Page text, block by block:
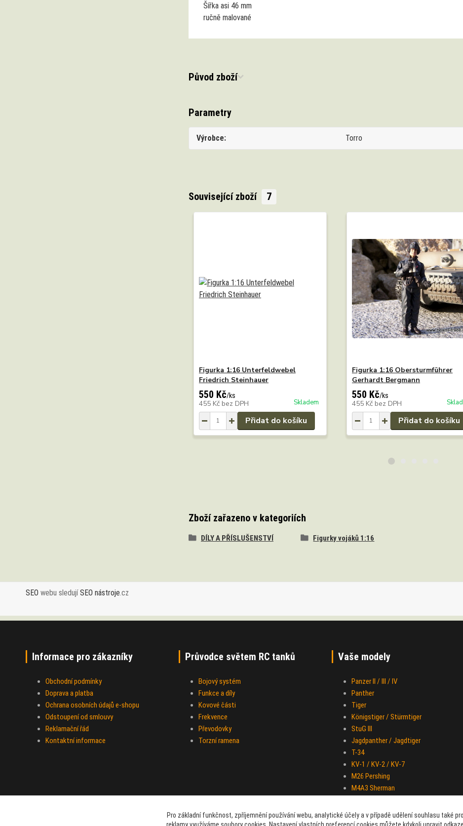
Šířka asi 46 mm
ručně malované
Původ zboží
Parametry
Výrobce Torro
Související zboží 7
Figurka 1:16 Unterfeldwebel
Friedrich Steinhauer
550 Kč/ks
455 Kč bez DPH Skladem
Přidat do košíku
Figurka 1:16 Obersturmführer
Gerhardt Bergmann
550 Kč/ks
455 Kč bez DPH
Přidat do košíku
Zboží zařazeno v kategoriích
DÍLY A PŘÍSLUŠENSTVÍ Figurky vojáků 1:16
SEO webu sledujíSEO nástroje.cz
Informace pro zákazníky
Obchodní podmínky
Doprava a platba
Ochrana osobních údajů e-shopu
Odstoupení od smlouvy
Reklamační řád
Kontaktní informace
Průvodce světem RC tanků
Bojový systém
Funkce a díly
Kovové části
Frekvence
Převodovky
Torzní ramena
Vaše modely
Panzer II / III / IV
Panther
Tiger
Königstiger / Stürmtiger
StuG III
Jagdpanther / Jagdtiger
T-34
KV-1 / KV-2 / KV-7
M26 Pershing
M4A3 Sherman
Half-track M-16
Sd.Kfz. 251 "Hakl"
Pro základní funkčnost, zpříjemnění používání webu, analytické účely a v případě udělení souhlasu také